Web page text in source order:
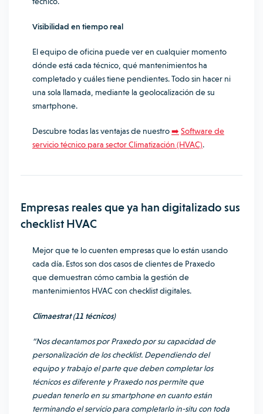
Visibilidad en tiempo real
El equipo de oficina puede ver en cualquier momento
dónde está cada técnico, qué mantenimientos ha
completado y cuáles tiene pendientes. Todo sin hacer ni
una sola llamada, mediante la geolocalización de su
smartphone.
Descubre todas las ventajas de nuestro➡️ Software de
servicio técnico para sector Climatización (HVAC).
Empresas reales que ya han digitalizado sus
checklist HVAC
Mejor que te lo cuenten empresas que lo están usando
cada día. Estos son dos casos de clientes de Praxedo
que demuestran cómo cambia la gestión de
mantenimientos HVAC con checklist digitales.
Climaestrat (11 técnicos)
“Nos decantamos por Praxedo por su capacidad de
personalización de los checklist. Dependiendo del
equipo y trabajo el parte que deben completar los
técnicos es diferente y Praxedo nos permite que
puedan tenerlo en su smartphone en cuanto están
terminando el servicio para completarlo in-situ con toda